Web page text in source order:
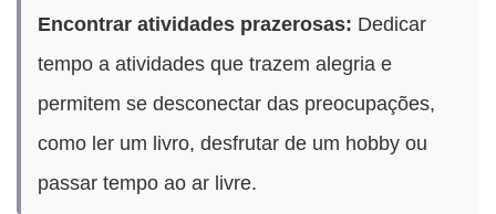
Encontrar atividades prazerosas: Dedicar
tempo a atividades que trazem alegria e
permitem se desconectar das preocupações,
como ler um livro, desfrutar de um hobby ou
passar tempo ao ar livre.